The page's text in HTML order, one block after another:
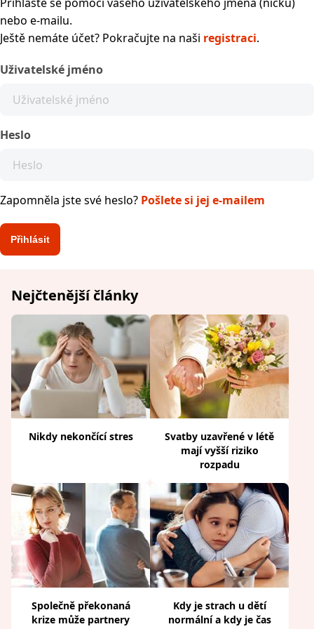
nebo e-mailu.
Ještě nemáte účet? Pokračujte na naši registraci.
Uživatelské jméno
Heslo
Zapomněla jste své heslo? Pošlete si jej e-mailem
Nejčtenější články
Nikdy nekončící stres
Svatby uzavřené v létě
mají vyšší riziko
rozpadu
Společně překonaná
krize může partnery
Kdy je strach u dětí
normální a kdy je čas